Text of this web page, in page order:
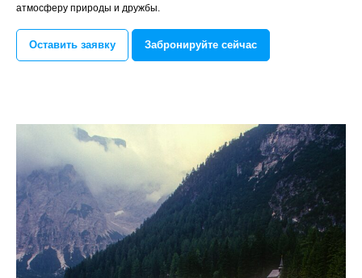
атмосферу природы и дружбы.
Оставить заявку Забронируйте сейчас